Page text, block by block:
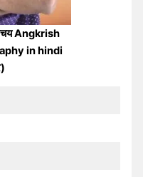
Angkrish
in hindi